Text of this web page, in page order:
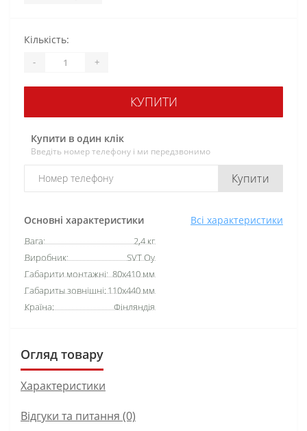
Основні характеристики Всі характеристики
Вага:
2,4 кг
Виробник:
SVT Oy
Габарити монтажні: 80x410 мм
Габариты зовнішні:110x440 мм
Країна:
Фінляндія
Кількість:
- +
КУПИТИ
Купити в один клік
Введіть номер телефону і ми передзвонимо
Купити
Огляд товару
Характеристики
Відгуки та питання (0)